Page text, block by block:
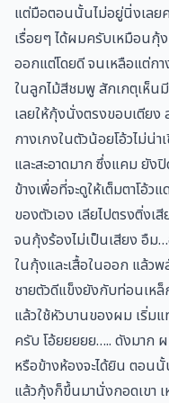
แต่มือตอนนั้นไม่อยู่นิ่งเลย
เรื่อยๆ ได้ผมครับเหมือนกุ้
ออกแต่โดยดี จนเหลือแต่ก
ในลูกไม้สีชมพู สักเกตุเห็น
เลยให้กุ้งนั่งตรงขอบเตีย
กางเกงในตัวน้อยโอ้วไม่น่
และสะอาดมาก ซึ่งแคม ยั
ข้างเพื่อที่จะดูให้เต็มตาโอ้
ของตัวเอง เลียไปตรงติ่งเ
จนกุ้งร้องไม่เป็นเสียง อืม
ในกุ้งและเสื้อในออก แล้
ชายตัวดีแข็งยังกับท่อนเห
แล้วใช้หัวบานของผม เริ่มแ
ครับ โอ้ยยยยย….. ดังมาก
หรือข้างห้องจะได้ยิน ตอน
แล้วกุ้งก็ขึ้นมานั่งกอดเขา เ